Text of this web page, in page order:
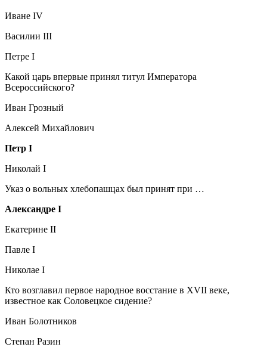
Иване IV
Василии III
Петре I
Какой царь впервые принял титул Императора
Всероссийского?
Иван Грозный
Алексей Михайлович
Петр I
Николай I
Указ о вольных хлебопашцах был принят при …
Александре I
Екатерине II
Павле I
Николае I
Кто возглавил первое народное восстание в XVII веке,
известное как Соловецкое сидение?
Иван Болотников
Степан Разин